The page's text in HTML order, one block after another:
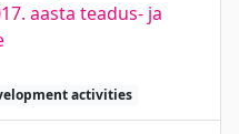
aasta teadus- ja
activities